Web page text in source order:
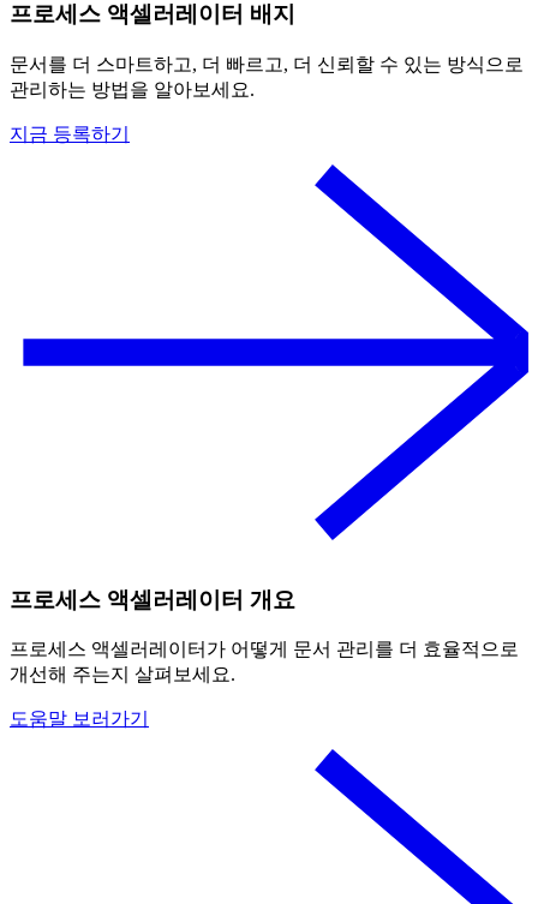
프로세스 액셀러레이터 배지
문서를 더 스마트하고, 더 빠르고, 더 신뢰할 수 있는 방식으로
관리하는 방법을 알아보세요.
지금 등록하기
프로세스 액셀러레이터 개요
프로세스 액셀러레이터가 어떻게 문서 관리를 더 효율적으로
개선해 주는지 살펴보세요.
도움말 보러가기